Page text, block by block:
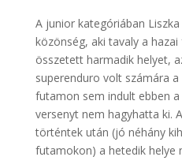
A junior kategóriában
közönség, aki tavaly a
összetett harmadik helyet,
superenduro volt számára
futamon sem indult ebben a
versenyt nem hagyhatta ki.
történtek után (jó néhány
futamokon) a hetedik helye